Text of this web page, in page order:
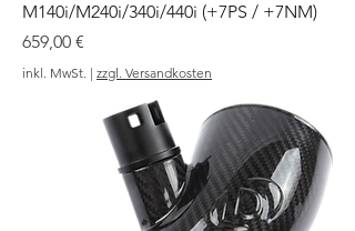
M140i/M240i/340i/440i (+7PS / +7NM)
Preis
659,00 €
inkl. MwSt. | zzgl. Versandkosten